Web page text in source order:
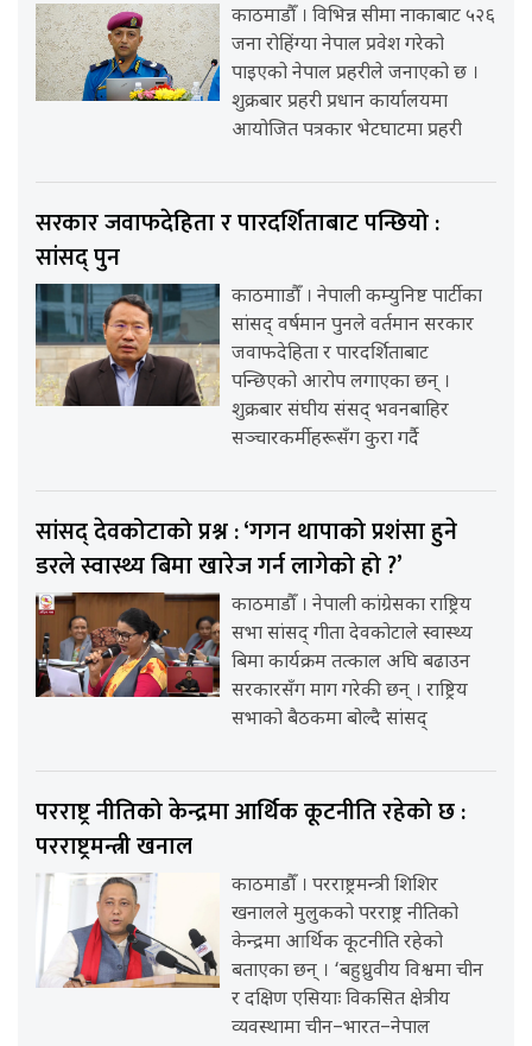
काठमाडौँ । विभिन्न सीमा नाकाबाट ५२६
जना रोहिंग्या नेपाल प्रवेश गरेको
पाइएको नेपाल प्रहरीले जनाएको छ ।
शुक्रबार प्रहरी प्रधान कार्यालयमा
आयोजित पत्रकार भेटघाटमा प्रहरी
सरकार जवाफदेहिता र पारदर्शिताबाट पन्छियो :
सांसद् पुन
काठमााडौँ । नेपाली कम्युनिष्ट पार्टीका
सांसद् वर्षमान पुनले वर्तमान सरकार
जवाफदेहिता र पारदर्शिताबाट
पन्छिएको आरोप लगाएका छन् ।
शुक्रबार संघीय संसद् भवनबाहिर
सञ्चारकर्मीहरूसँग कुरा गर्दै
सांसद् देवकोटाको प्रश्न : ‘गगन थापाको प्रशंसा हुने
डरले स्वास्थ्य बिमा खारेज गर्न लागेको हो ?’
काठमाडौँ । नेपाली कांग्रेसका राष्ट्रिय
सभा सांसद् गीता देवकोटाले स्वास्थ्य
बिमा कार्यक्रम तत्काल अघि बढाउन
सरकारसँग माग गरेकी छन् । राष्ट्रिय
सभाको बैठकमा बोल्दै सांसद्
परराष्ट्र नीतिको केन्द्रमा आर्थिक कूटनीति रहेको छ :
परराष्ट्रमन्त्री खनाल
काठमाडौँ । परराष्ट्रमन्त्री शिशिर
खनालले मुलुकको परराष्ट्र नीतिको
केन्द्रमा आर्थिक कूटनीति रहेको
बताएका छन् । ‘बहुध्रुवीय विश्वमा चीन
र दक्षिण एसियाः विकसित क्षेत्रीय
व्यवस्थामा चीन–भारत–नेपाल